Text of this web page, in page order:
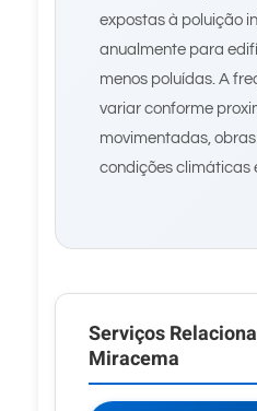
expostas à poluição
anualmente para
menos poluídas. A
variar conforme
movimentadas,
condições climáticas
Serviços
Miracema